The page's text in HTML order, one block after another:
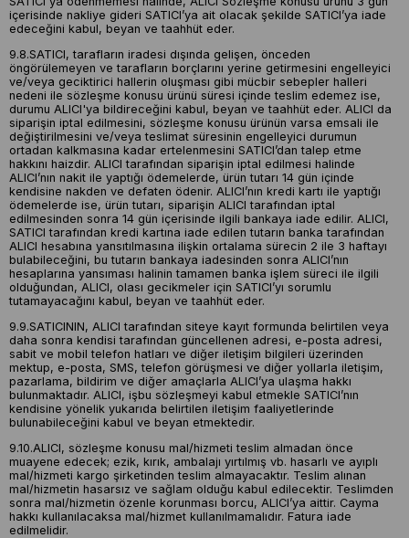
içerisinde nakliye gideri SATICI’ya ait olacak şekilde SATICI’ya iade
edeceğini kabul, beyan ve taahhüt eder.
9.8.SATICI, tarafların iradesi dışında gelişen, önceden
öngörülemeyen ve tarafların borçlarını yerine getirmesini engelleyici
ve/veya geciktirici hallerin oluşması gibi mücbir sebepler halleri
nedeni ile sözleşme konusu ürünü süresi içinde teslim edemez ise,
durumu ALICI'ya bildireceğini kabul, beyan ve taahhüt eder. ALICI da
siparişin iptal edilmesini, sözleşme konusu ürünün varsa emsali ile
değiştirilmesini ve/veya teslimat süresinin engelleyici durumun
ortadan kalkmasına kadar ertelenmesini SATICI’dan talep etme
hakkını haizdir. ALICI tarafından siparişin iptal edilmesi halinde
ALICI’nın nakit ile yaptığı ödemelerde, ürün tutarı 14 gün içinde
kendisine nakden ve defaten ödenir. ALICI’nın kredi kartı ile yaptığı
ödemelerde ise, ürün tutarı, siparişin ALICI tarafından iptal
edilmesinden sonra 14 gün içerisinde ilgili bankaya iade edilir. ALICI,
SATICI tarafından kredi kartına iade edilen tutarın banka tarafından
ALICI hesabına yansıtılmasına ilişkin ortalama sürecin 2 ile 3 haftayı
bulabileceğini, bu tutarın bankaya iadesinden sonra ALICI’nın
hesaplarına yansıması halinin tamamen banka işlem süreci ile ilgili
olduğundan, ALICI, olası gecikmeler için SATICI’yı sorumlu
tutamayacağını kabul, beyan ve taahhüt eder.
9.9.SATICININ, ALICI tarafından siteye kayıt formunda belirtilen veya
daha sonra kendisi tarafından güncellenen adresi, e-posta adresi,
sabit ve mobil telefon hatları ve diğer iletişim bilgileri üzerinden
mektup, e-posta, SMS, telefon görüşmesi ve diğer yollarla iletişim,
pazarlama, bildirim ve diğer amaçlarla ALICI’ya ulaşma hakkı
bulunmaktadır. ALICI, işbu sözleşmeyi kabul etmekle SATICI’nın
kendisine yönelik yukarıda belirtilen iletişim faaliyetlerinde
bulunabileceğini kabul ve beyan etmektedir.
9.10.ALICI, sözleşme konusu mal/hizmeti teslim almadan önce
muayene edecek; ezik, kırık, ambalajı yırtılmış vb. hasarlı ve ayıplı
mal/hizmeti kargo şirketinden teslim almayacaktır. Teslim alınan
mal/hizmetin hasarsız ve sağlam olduğu kabul edilecektir. Teslimden
sonra mal/hizmetin özenle korunması borcu, ALICI’ya aittir. Cayma
hakkı kullanılacaksa mal/hizmet kullanılmamalıdır. Fatura iade
edilmelidir.